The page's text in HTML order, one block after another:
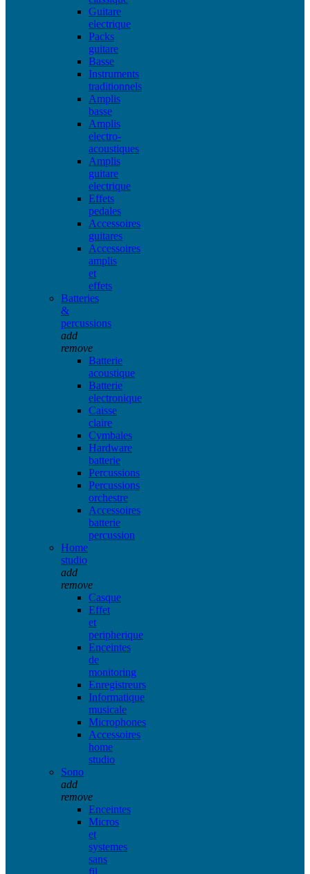
Guitare
electrique
Packs
guitare
Basse
Instruments
traditionnels
Amplis
basse
Amplis
electro-
acoustiques
Amplis
guitare
electrique
Effets
pedales
Accessoires
guitares
Accessoires
amplis
et
effets
Batteries
&
percussions
add
remove
Batterie
acoustique
Batterie
electronique
Caisse
claire
Cymbales
Hardware
batterie
Percussions
Percussions
orchestre
Accessoires
batterie
percussion
Home
studio
add
remove
Casque
Effet
et
peripherique
Enceintes
de
monitoring
Enregistreurs
Informatique
musicale
Microphones
Accessoires
home
studio
Sono
add
remove
Enceintes
Micros
et
systemes
sans
fil